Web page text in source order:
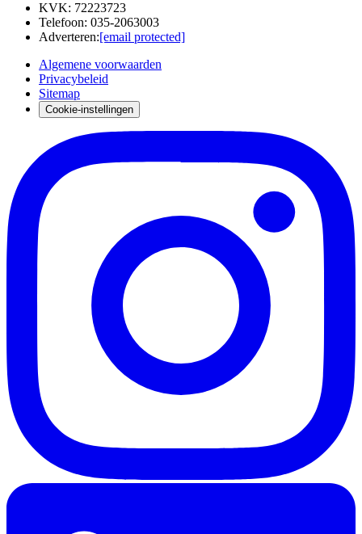
KVK: 72223723
Telefoon: 035-2063003
Adverteren:[email protected]
Algemene voorwaarden
Privacybeleid
Sitemap
Cookie-instellingen